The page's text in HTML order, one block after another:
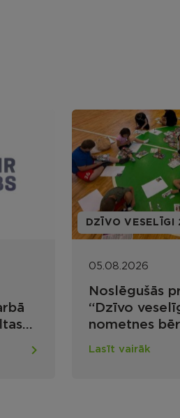
DZĪVO
05.08.2026
Noslēgušās
“Dzīvo
nometnes
Lasīt vairāk